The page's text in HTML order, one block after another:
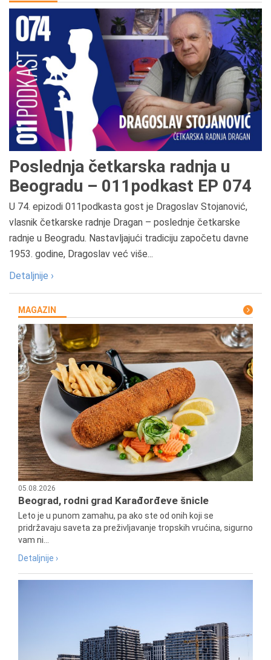
Poslednja četkarska radnja u
Beogradu – 011podkast EP 074
U 74. epizodi 011podkasta gost je Dragoslav Stojanović,
vlasnik četkarske radnje Dragan – poslednje četkarske
radnje u Beogradu. Nastavljajući tradiciju započetu davne
1953. godine, Dragoslav već više...
Detaljnije ›
MAGAZIN
05.08.2026
Beograd, rodni grad Karađorđeve šnicle
Leto je u punom zamahu, pa ako ste od onih koji se
pridržavaju saveta za preživljavanje tropskih vrućina, sigurno
vam ni...
Detaljnije ›